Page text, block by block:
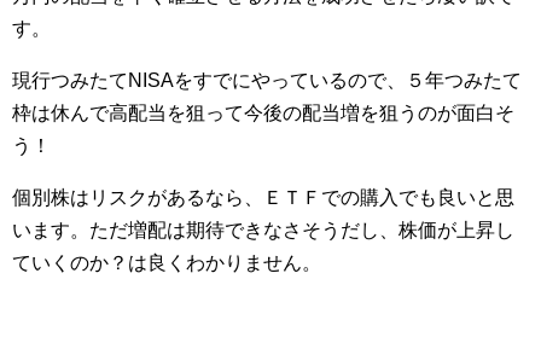
す。
現行つみたてNISAをすでにやっているので、５年つみたて
枠は休んで高配当を狙って今後の配当増を狙うのが面白そ
う！
個別株はリスクがあるなら、ＥＴＦでの購入でも良いと思
います。ただ増配は期待できなさそうだし、株価が上昇し
ていくのか？は良くわかりません。